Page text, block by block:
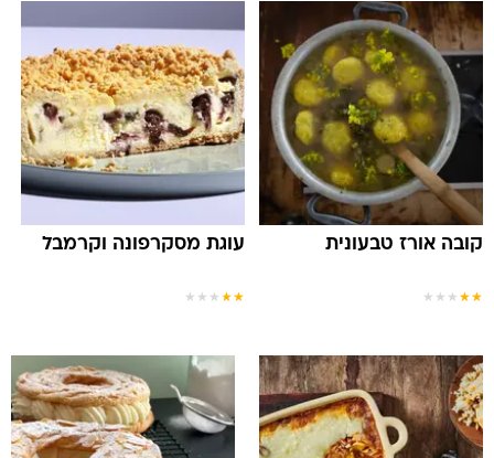
קובה אורז טבעונית
★
★
★
★
★
עוגת מסקרפונה וקרמבל
★
★
★
★
★